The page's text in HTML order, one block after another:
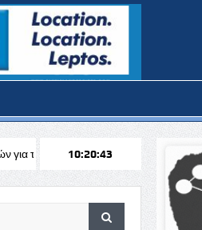
Απόπειρα φόνου στην
10:20:45